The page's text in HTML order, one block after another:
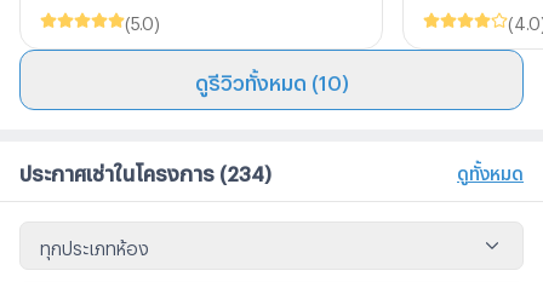
(5.0) ( 4.0
ดูรีวิวทั้งหมด (10)
ประกาศเช่าในโครงการ (234) ดูทั้งหมด
ทุกประเภทห้อง